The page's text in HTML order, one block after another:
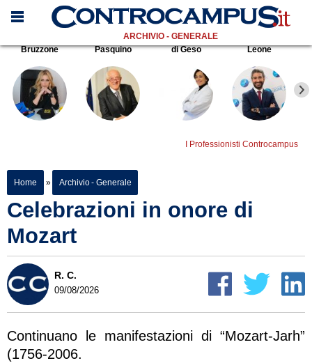
ARCHIVIO - GENERALE
Bruzzone
Pasquino di Geso Leone
I Professionisti Controcampus
Home » Archivio - Generale
Celebrazioni in onore di
Mozart
R. C.
09/08/2026
Continuano le manifestazioni di “Mozart-Jarh”
(1756-2006.